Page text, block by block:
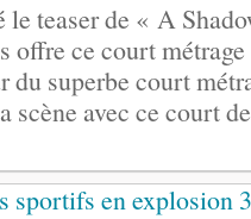
le teaser de « A
offre ce court
du superbe court
scène avec ce court
sportifs en explosion